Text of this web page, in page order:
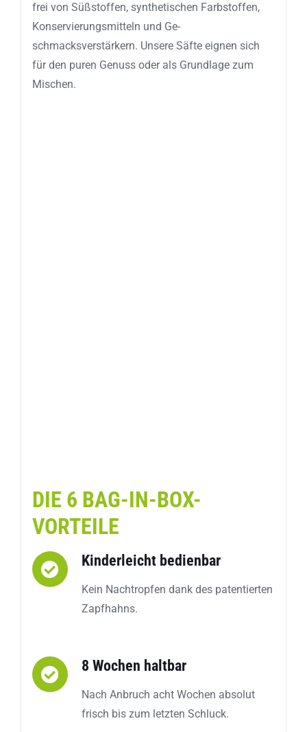
frei von Süßstoffen, synthetischen Farbstoffen,
Konservierungsmitteln und Ge­
schmacksverstärkern. Unsere Säfte eignen sich
für den puren Genuss oder als Grundlage zum
Mischen.
DIE 6 BAG-IN-BOX-
VORTEILE
Kinderleicht bedienbar
Kein Nachtropfen dank des patentierten
Zapfhahns.
8 Wochen haltbar
Nach Anbruch acht Wochen absolut
frisch bis zum letzten Schluck.